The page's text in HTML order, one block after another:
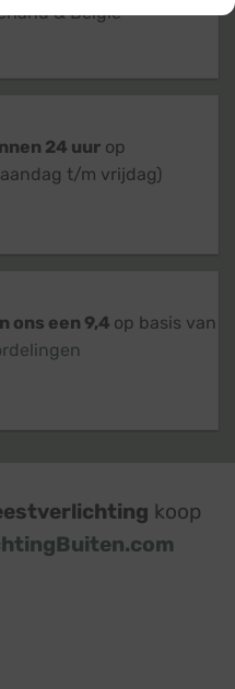
& België
24 uur op
t/m vrijdag)
ons een 9,4 op basis van
koop